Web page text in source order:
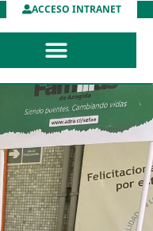
ACCESO INTRANET